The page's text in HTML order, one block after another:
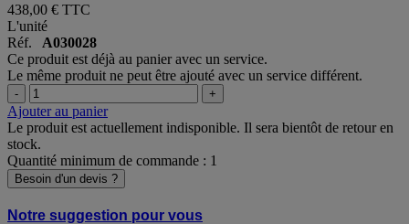
438,00 € TTC
L'unité
Réf. A030028
Ce produit est déjà au panier avec un service.
Le même produit ne peut être ajouté avec un service différent.
- +
Ajouter au panier
Le produit est actuellement indisponible. Il sera bientôt de retour en
stock.
Quantité minimum de commande : 1
Besoin d'un devis ?
Notre suggestion pour vous